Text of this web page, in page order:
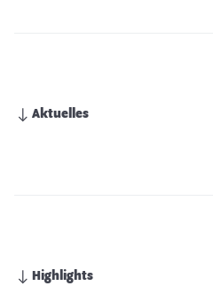
Aktuelles
Highlights